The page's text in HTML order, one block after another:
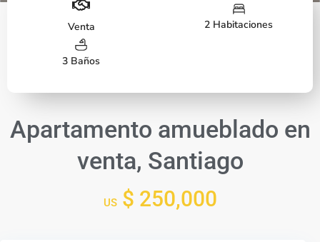
Venta 2 Habitaciones
3 Baños
Apartamento amueblado en
venta, Santiago
US$ 250,000